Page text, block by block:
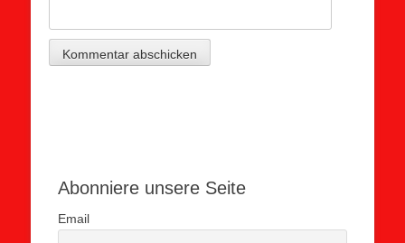
Abonniere unsere Seite
Email